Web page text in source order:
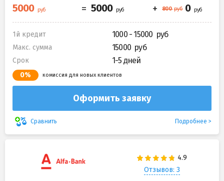
1й кредит 1000 - 15000
Макс. сумма 15000
Срок 1-5 дней
0% комиссия для новых клиентов
Оформить заявку
Сравнить Подробнее
Отзывов: 3